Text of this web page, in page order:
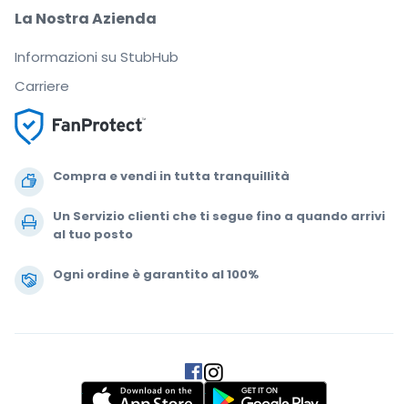
Compra e vendi in tutta tranquillità
Un Servizio clienti che ti segue fino a quando arrivi
al tuo posto
Ogni ordine è garantito al 100%
La Nostra Azienda
Informazioni su StubHub
Carriere
.
.
.